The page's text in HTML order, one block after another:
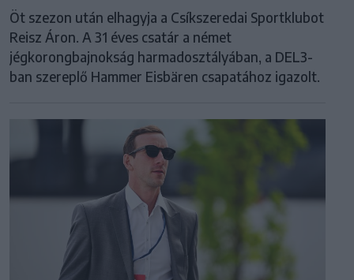
Öt szezon után elhagyja a Csíkszeredai Sportklubot
Reisz Áron. A 31 éves csatár a német
jégkorongbajnokság harmadosztályában, a DEL3-
ban szereplő Hammer Eisbären csapatához igazolt.